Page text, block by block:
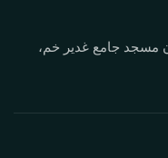
مسجد جامع غدیر خم،